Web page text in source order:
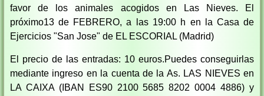
favor de los animales acogidos en Las Nieves. El
próximo13 de FEBRERO, a las 19:00 h en la Casa de
Ejercicios "San Jose" de EL ESCORIAL (Madrid)
El precio de las entradas: 10 euros.Puedes conseguirlas
mediante ingreso en la cuenta de la As. LAS NIEVES en
LA CAIXA (IBAN ES90 2100 5685 8202 0004 4886) y